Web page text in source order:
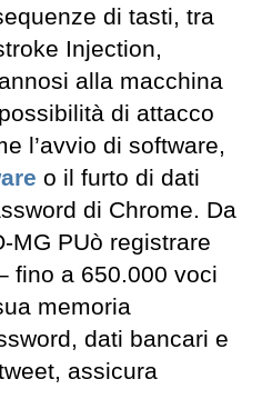
di tasti, tra
Injection,
alla macchina
di attacco
l’avvio di software,
o il furto di dati
di Chrome. Da
MG PUò registrare
fino a 650.000 voci
memoria
dati bancari e
assicura